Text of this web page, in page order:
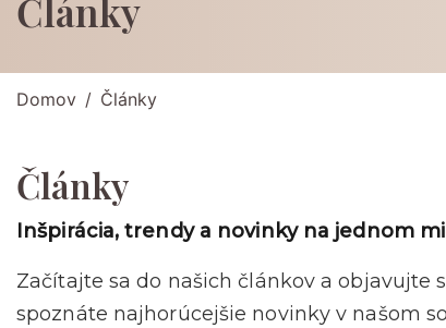
Články
Domov Články
Články
Inšpirácia, trendy a novinky na jednom
Začítajte sa do našich článkov a objavujte
spoznáte najhorúcejšie novinky v našom